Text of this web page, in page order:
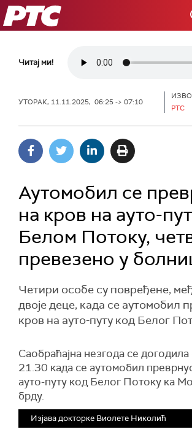
РТС
Читај ми!
УТОРАК, 11.11.2025, 06:25 -> 07:10
РТС
Аутомобил се
на кров на ауто-
Белом Потоку,
превезено у
Четири особе су повређене,
двоје деце, када се аутомобил
кров на ауто-путу код Белог
Саобраћајна незгода се
21.30 када се аутомобил
ауто-путу код Белог Потоку ка
брду.
Изјава докторке Виолете Николић